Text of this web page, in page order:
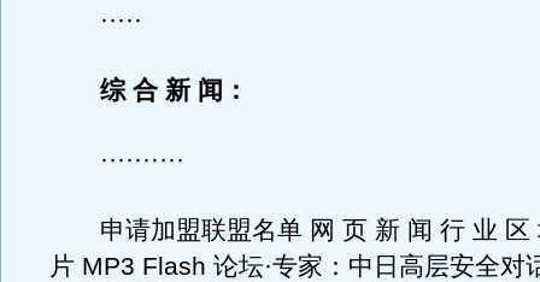
·····
综 合 新 闻：
··········
申请加盟联盟名单 网 页 新 闻 行 业 区
片 MP3 Flash 论坛·专家：中日高层安全对